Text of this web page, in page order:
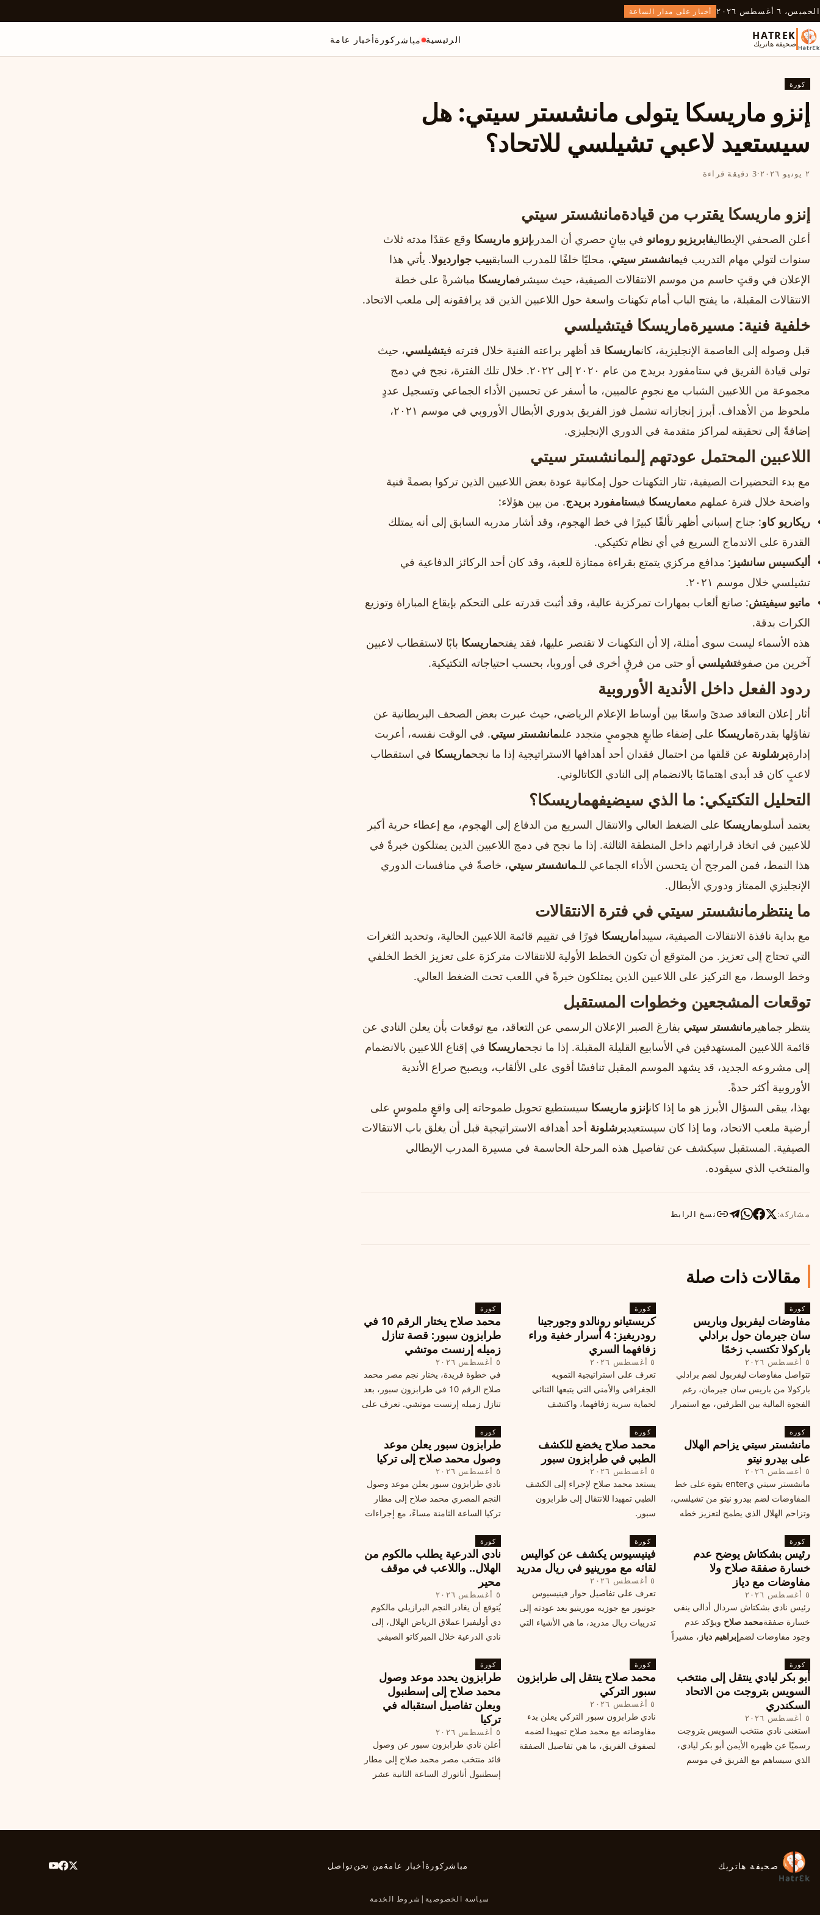
الخميس، ٦ أغسطس ٢٠٢٦ أخبار على مدار الساعة
HATREK
صحيفة هاتريك الرئيسية مباشر كورةأخبار عامة
كورة
إنزو ماريسكا يتولى مانشستر سيتي: هل
سيستعيد لاعبي تشيلسي للاتحاد؟
٢ يونيو ٢٠٢٦ ·3 دقيقة قراءة
إنزو ماريسكا يقترب من قيادةمانشستر سيتي
أعلن الصحفي الإيطاليفابريزيو رومانو في بيانٍ حصري أن المدربإنزو ماريسكا وقع عقدًا مدته ثلاث
سنوات لتولي مهام التدريب فيمانشستر سيتي، محليًا خلفًا للمدرب السابقبيب جوارديولا. يأتي هذا
الإعلان في وقتٍ حاسم من موسم الانتقالات الصيفية، حيث سيشرفماريسكا مباشرةً على خطة
الانتقالات المقبلة، ما يفتح الباب أمام تكهنات واسعة حول اللاعبين الذين قد يرافقونه إلى ملعب الاتحاد.
خلفية فنية: مسيرةماريسكا فيتشيلسي
قبل وصوله إلى العاصمة الإنجليزية، كانماريسكا قد أظهر براعته الفنية خلال فترته فيتشيلسي، حيث
تولى قيادة الفريق في ستامفورد بريدج من عام ٢٠٢٠ إلى ٢٠٢٢. خلال تلك الفترة، نجح في دمج
مجموعة من اللاعبين الشباب مع نجومٍ عالميين، ما أسفر عن تحسين الأداء الجماعي وتسجيل عددٍ
ملحوظ من الأهداف. أبرز إنجازاته تشمل فوز الفريق بدوري الأبطال الأوروبي في موسم ٢٠٢١،
إضافةً إلى تحقيقه لمراكز متقدمة في الدوري الإنجليزي.
اللاعبين المحتمل عودتهم إلىمانشستر سيتي
مع بدء التحضيرات الصيفية، تثار التكهنات حول إمكانية عودة بعض اللاعبين الذين تركوا بصمةً فنية
واضحة خلال فترة عملهم معماريسكا فيستامفورد بريدج. من بين هؤلاء:
ريكاريو كاو: جناح إسباني أظهر تألقًا كبيرًا في خط الهجوم، وقد أشار مدربه السابق إلى أنه يمتلك
القدرة على الاندماج السريع في أي نظام تكتيكي.
أليكسيس سانشيز : مدافع مركزي يتمتع بقراءة ممتازة للعبة، وقد كان أحد الركائز الدفاعية في
تشيلسي خلال موسم ٢٠٢١.
ماتيو سيفيتش: صانع ألعاب بمهارات تمركزية عالية، وقد أثبت قدرته على التحكم بإيقاع المباراة وتوزيع
الكرات بدقة.
هذه الأسماء ليست سوى أمثلة، إلا أن التكهنات لا تقتصر عليها، فقد يفتحماريسكا بابًا لاستقطاب لاعبين
آخرين من صفوفتشيلسي أو حتى من فرقٍ أخرى في أوروبا، بحسب احتياجاته التكتيكية.
ردود الفعل داخل الأندية الأوروبية
أثار إعلان التعاقد صدىً واسعًا بين أوساط الإعلام الرياضي، حيث عبرت بعض الصحف البريطانية عن
تفاؤلها بقدرةماريسكا على إضفاء طابعٍ هجوميٍ متجدد علىمانشستر سيتي. في الوقت نفسه، أعربت
إدارةبرشلونة عن قلقها من احتمال فقدان أحد أهدافها الاستراتيجية إذا ما نجحماريسكا في استقطاب
لاعبٍ كان قد أبدى اهتمامًا بالانضمام إلى النادي الكاتالوني.
التحليل التكتيكي: ما الذي سيضيفهماريسكا؟
يعتمد أسلوبماريسكا على الضغط العالي والانتقال السريع من الدفاع إلى الهجوم، مع إعطاء حرية أكبر
للاعبين في اتخاذ قراراتهم داخل المنطقة الثالثة. إذا ما نجح في دمج اللاعبين الذين يمتلكون خبرةً في
هذا النمط، فمن المرجح أن يتحسن الأداء الجماعي للـمانشستر سيتي، خاصةً في منافسات الدوري
الإنجليزي الممتاز ودوري الأبطال.
ما ينتظر مانشستر سيتي في فترة الانتقالات
مع بداية نافذة الانتقالات الصيفية، سيبدأماريسكا فورًا في تقييم قائمة اللاعبين الحالية، وتحديد الثغرات
التي تحتاج إلى تعزيز. من المتوقع أن تكون الخطط الأولية للانتقالات متركزة على تعزيز الخط الخلفي
وخط الوسط، مع التركيز على اللاعبين الذين يمتلكون خبرةً في اللعب تحت الضغط العالي.
توقعات المشجعين وخطوات المستقبل
ينتظر جماهير مانشستر سيتي بفارغ الصبر الإعلان الرسمي عن التعاقد، مع توقعات بأن يعلن النادي عن
قائمة اللاعبين المستهدفين في الأسابيع القليلة المقبلة. إذا ما نجحماريسكا في إقناع اللاعبين بالانضمام
إلى مشروعه الجديد، قد يشهد الموسم المقبل تنافسًا أقوى على الألقاب، ويصبح صراع الأندية
الأوروبية أكثر حدةً.
بهذا، يبقى السؤال الأبرز هو ما إذا كانإنزو ماريسكا سيستطيع تحويل طموحاته إلى واقعٍ ملموسٍ على
أرضية ملعب الاتحاد، وما إذا كان سيستعيدبرشلونة أحد أهدافه الاستراتيجية قبل أن يغلق باب الانتقالات
الصيفية. المستقبل سيكشف عن تفاصيل هذه المرحلة الحاسمة في مسيرة المدرب الإيطالي
والمنتخب الذي سيقوده.
مشاركة: نسخ الرابط
مقالات ذات صلة
كورة
مفاوضات ليفربول وباريس
سان جيرمان حول برادلي
باركولا تكتسب زخمًا
٥ أغسطس ٢٠٢٦
تتواصل مفاوضات ليفربول لضم برادلي
باركولا من باريس سان جيرمان، رغم
الفجوة المالية بين الطرفين، مع استمرار
إغلاق سوق الانتقالات
كورة
كريستيانو رونالدو وجورجينا
رودريغيز: 4 أسرار خفية وراء
زفافهما السري
٥ أغسطس ٢٠٢٦
تعرف على استراتيجية التمويه
الجغرافي والأمني التي يتبعها الثنائي
لحماية سرية زفافهما، واكتشف
في البرتغال، واعرف ما هي الخطوات
القادمة في هذا الحدث العالمي
كورة
محمد صلاح يختار الرقم 10 في
طرابزون سبور: قصة تنازل
زميله إرنست موتشي
٥ أغسطس ٢٠٢٦
في خطوة فريدة، يختار نجم مصر محمد
صلاح الرقم 10 في طرابزون سبور، بعد
تنازل زميله إرنست موتشي. تعرف على
كورة
مانشستر سيتي يزاحم الهلال
على بيدرو نيتو
٥ أغسطس ٢٠٢٦
مانشستر سيتي يenter بقوة على خط
المفاوضات لضم بيدرو نيتو من تشيلسي،
وتزاحم الهلال الذي يطمح لتعزيز خطه
كورة
محمد صلاح يخضع للكشف
الطبي في طرابزون سبور
٥ أغسطس ٢٠٢٦
يستعد محمد صلاح لإجراء إلى الكشف
الطبي تمهيدا للانتقال إلى طرابزون
سبور.
كورة
طرابزون سبور يعلن موعد
وصول محمد صلاح إلى تركيا
٥ أغسطس ٢٠٢٦
نادي طرابزون سبور يعلن موعد وصول
النجم المصري محمد صلاح إلى مطار
تركيا الساعة الثامنة مساءً، مع إجراءات
جديد ومكافآت مالية.
كورة
رئيس بشكتاش يوضح عدم
خسارة صفقة صلاح ولا
مفاوضات مع دياز
٥ أغسطس ٢٠٢٦
رئيس نادي بشكتاش سردال أدالي ينفي
خسارة صفقةمحمد صلاح ويؤكد عدم
وجود مفاوضات لضمإبراهيم دياز ، مشيراً
محتملة أخرى.
كورة
فينيسيوس يكشف عن كواليس
لقائه مع مورينيو في ريال مدريد
٥ أغسطس ٢٠٢٦
تعرف على تفاصيل حوار فينيسيوس
جونيور مع جوزيه مورينيو بعد عودته إلى
تدريبات ريال مدريد، ما هي الأشياء التي
كورة
نادي الدرعية يطلب مالكوم من
الهلال.. واللاعب في موقف
محير
٥ أغسطس ٢٠٢٦
يُتوقع أن يغادر النجم البرازيلي مالكوم
دي أوليفيرا عملاق الرياض الهلال، إلى
نادي الدرعية خلال الميركاتو الصيفي
هذا الانتقال، وسط تقارير تفيد أن الهلال
يرحب بفراقته.
كورة
أبو بكر ليادي ينتقل إلى منتخب
السويس بتروجت من الاتحاد
السكندري
٥ أغسطس ٢٠٢٦
استغنى نادي منتخب السويس بتروجت
رسميًا عن ظهيره الأيمن أبو بكر ليادي،
الذي سيساهم مع الفريق في موسم
كورة
محمد صلاح ينتقل إلى طرابزون
سبور التركي
٥ أغسطس ٢٠٢٦
نادي طرابزون سبور التركي يعلن بدء
مفاوضاته مع محمد صلاح تمهيدا لضمه
لصفوف الفريق، ما هي تفاصيل الصفقة
كورة
طرابزون يحدد موعد وصول
محمد صلاح إلى إسطنبول
ويعلن تفاصيل استقباله في
تركيا
٥ أغسطس ٢٠٢٦
أعلن نادي طرابزون سبور عن وصول
قائد منتخب مصر محمد صلاح إلى مطار
إسطنبول أتاتورك الساعة الثانية عشر
التركية الكبرى.
صحيفة هاتريك مباشر كورةأخبار عامةمن نحنتواصل
سياسة الخصوصية | شروط الخدمة